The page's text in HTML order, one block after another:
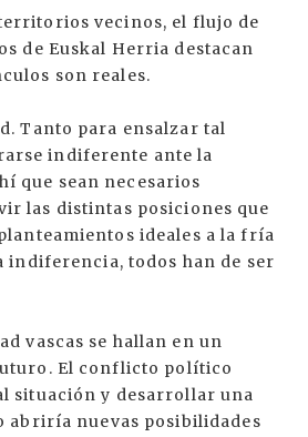
vecinos, el flujo de
de Euskal Herria destacan
son reales.
Tanto para ensalzar tal
indiferente ante la
que sean necesarios
las distintas posiciones que
ideales a la fría
indiferencia, todos han de ser
vascas se hallan en un
El conflicto político
situación y desarrollar una
abriría nuevas posibilidades